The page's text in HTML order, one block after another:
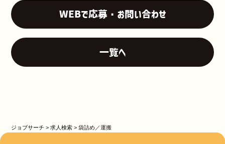
WEBで応募・お問い合わせ
一覧へ
ジョブサーチ >求人検索 >袋詰め／運搬